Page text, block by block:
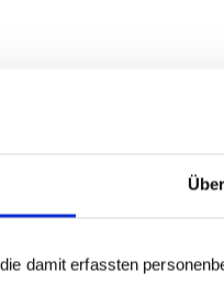
damit erfassten